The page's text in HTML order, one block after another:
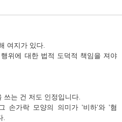
여지가 있다.
위에 대한 법적 도덕적 책임을 져야
쓰는 건 저도 인정입니다.
손가락 모양의 의미가 '비하'와 '혐
.